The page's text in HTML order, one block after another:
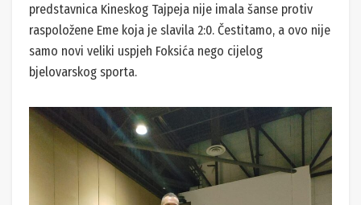
predstavnica Kineskog Tajpeja nije imala šanse protiv
raspoložene Eme koja je slavila 2:0. Čestitamo, a ovo nije
samo novi veliki uspjeh Foksića nego cijelog
bjelovarskog sporta.